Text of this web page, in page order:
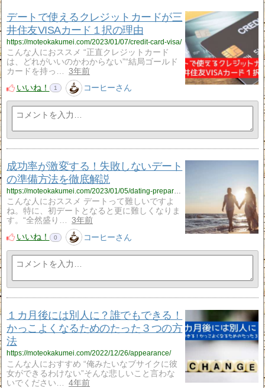
デートで使えるクレジットカードが三
井住友VISAカード１択の理由
https://moteokakumei.com/2023/01/07/credit-card-visa/
こんな人におススメ “正直クレジットカード
は、どれがいいのかわからない”“結局ゴールド
カードを持っ…
3年前
いいね！
1 コーヒーさん
成功率が激変する！失敗しないデート
の準備方法を徹底解説
https://moteokakumei.com/2023/01/05/dating-preparation/
こんな人におススメ デートって難しいですよ
ね。特に、初デートとなると更に難しくなりま
す。“全然盛り…
3年前
いいね！
0 コーヒーさん
１カ月後には別人に？誰でもできる！
かっこよくなるためのたった３つの方
法
https://moteokakumei.com/2022/12/26/appearance/
こんな人におすすめ “俺みたいなブサイクに彼
女ができるわけない”そんな悲しいこと言わな
いでください…
4年前